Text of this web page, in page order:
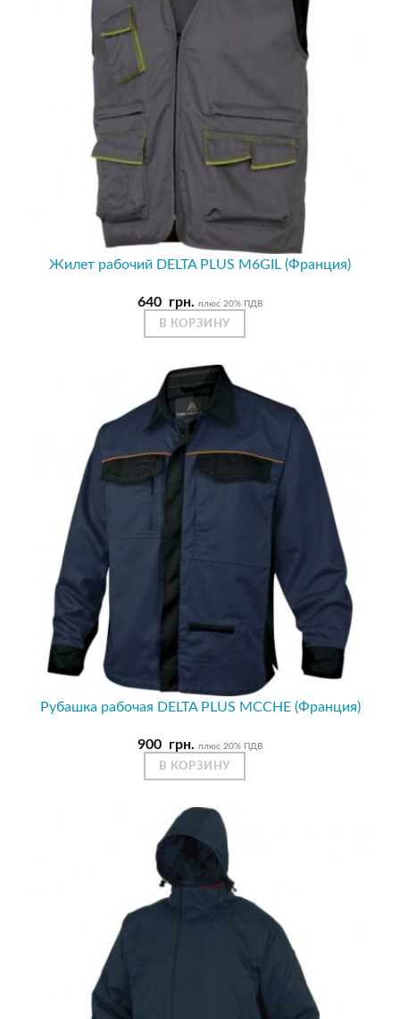
Жилет рабочий DELTA PLUS M6GIL (Франция)
640 грн. плюс 20% ПДВ
В КОРЗИНУ
Рубашка рабочая DELTA PLUS MCCHE (Франция)
900 грн. плюс 20% ПДВ
В КОРЗИНУ